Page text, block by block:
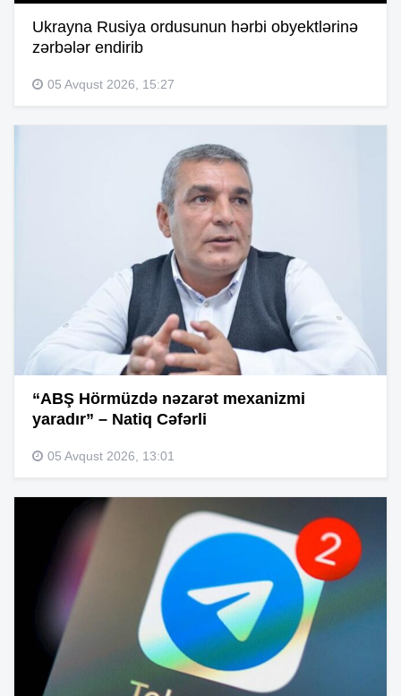
Ukrayna Rusiya ordusunun hərbi obyektlərinə
zərbələr endirib
05 Avqust 2026, 15:27
“ABŞ Hörmüzdə nəzarət mexanizmi
yaradır” – Natiq Cəfərli
05 Avqust 2026, 13:01